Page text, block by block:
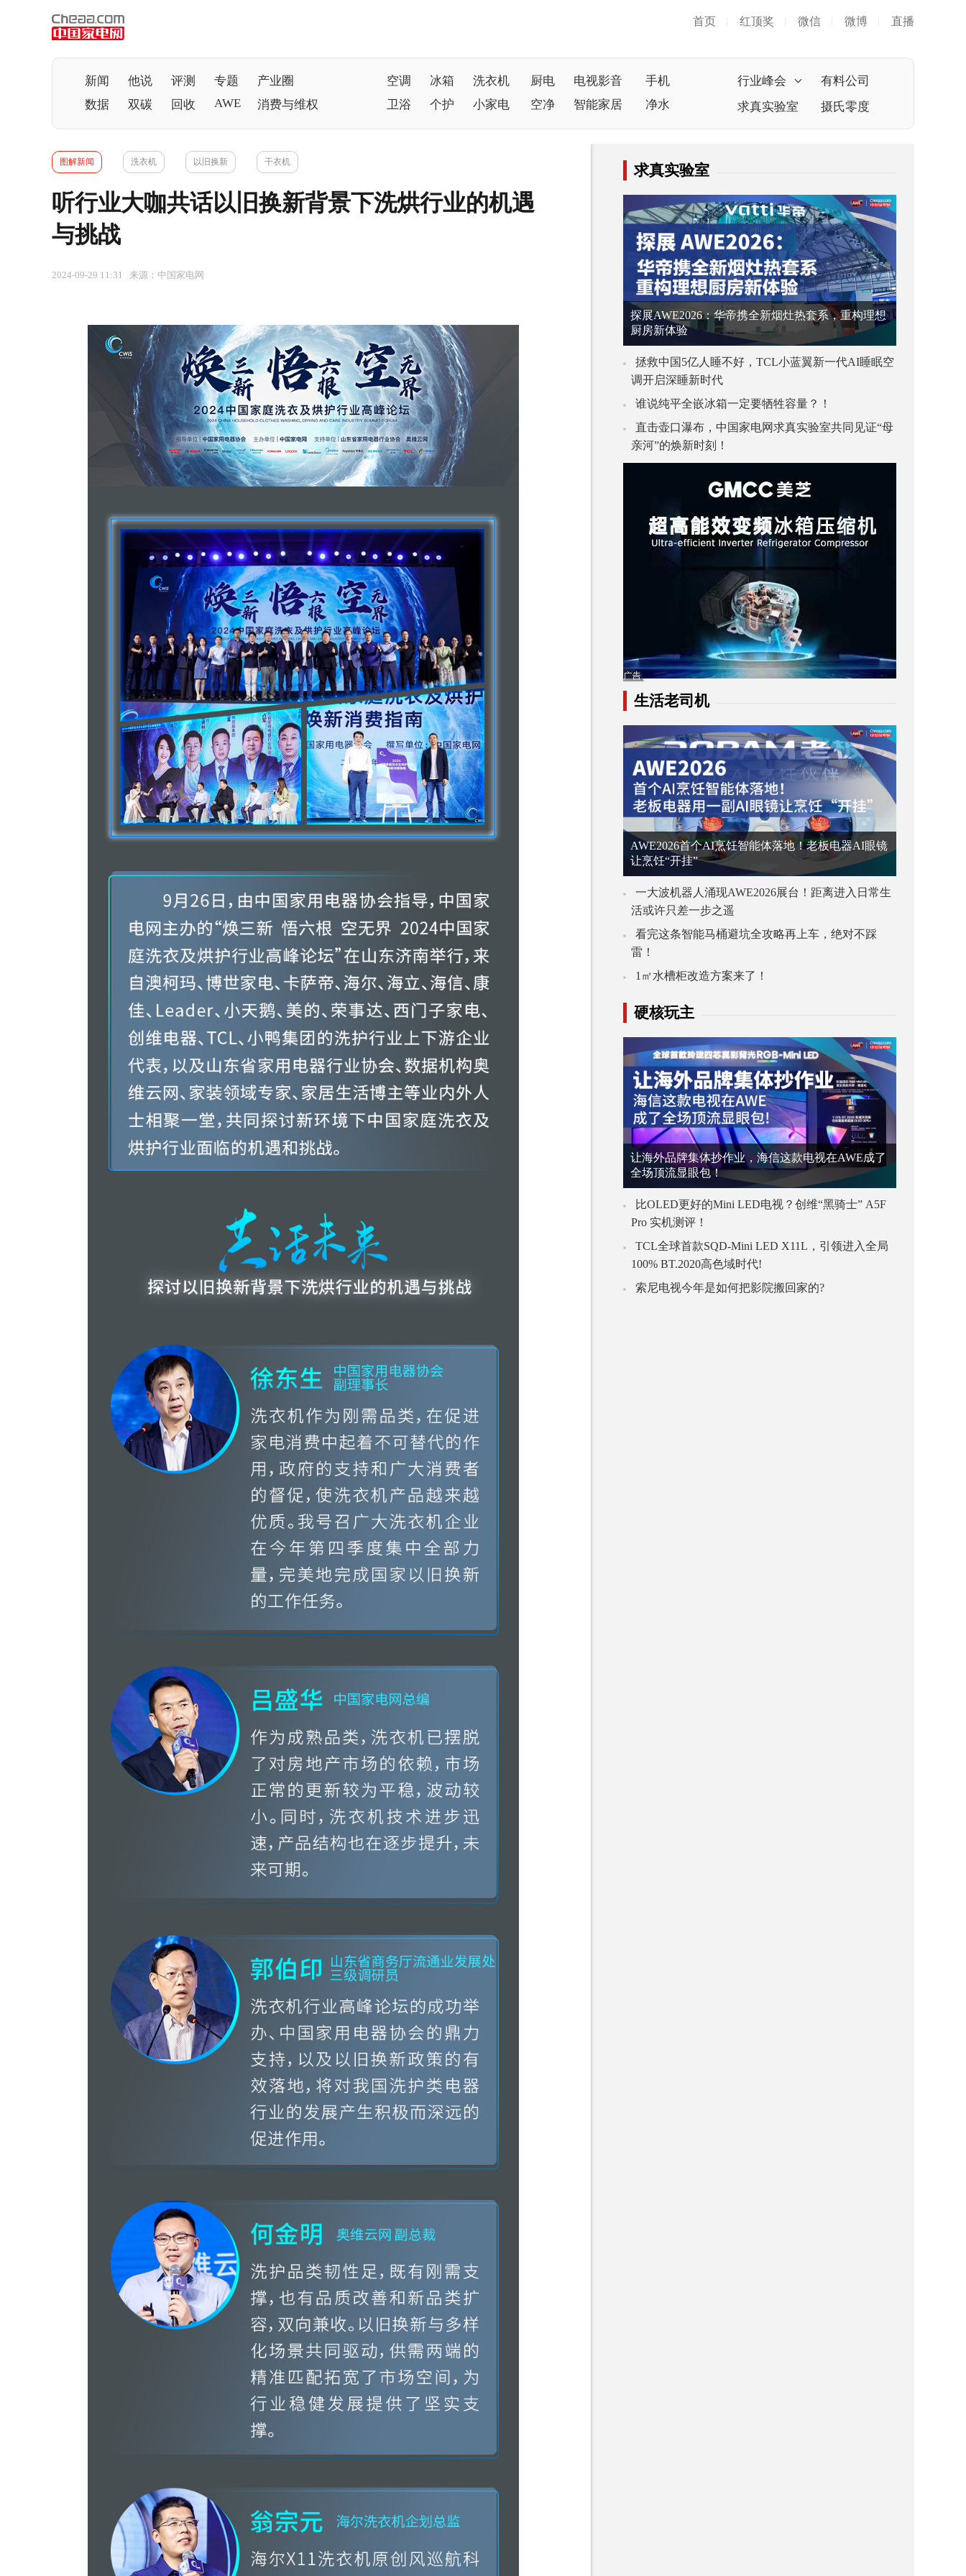
首页 红顶奖 微信 微博 直播
新闻 他说 评测 专题
产业圈
数据
双碳 回收 AWE 消费与维权
空调 冰箱 洗衣机 厨电 电视影音
手机
卫浴
个护 小家电 空净 智能家居 净水
行业峰会
有料公司
求真实验室
摄氏零度
图解新闻 洗衣机 以旧换新 干衣机
听行业大咖共话以旧换新背景下洗烘行业的机遇
与挑战
2024-09-29 11:31 来源：中国家电网
求真实验室
探展AWE2026：华帝携全新烟灶热套系，重构理想
厨房新体验
拯救中国5亿人睡不好，TCL小蓝翼新一代AI睡眠空
调开启深睡新时代
谁说纯平全嵌冰箱一定要牺牲容量？！
直击壶口瀑布，中国家电网求真实验室共同见证“母
亲河”的焕新时刻！
生活老司机
AWE2026首个AI烹饪智能体落地！老板电器AI眼镜
让烹饪“开挂”
一大波机器人涌现AWE2026展台！距离进入日常生
活或许只差一步之遥
看完这条智能马桶避坑全攻略再上车，绝对不踩
雷！
1㎡水槽柜改造方案来了！
硬核玩主
让海外品牌集体抄作业，海信这款电视在AWE成了
全场顶流显眼包！
比OLED更好的Mini LED电视？创维“黑骑士” A5F
Pro 实机测评！
TCL全球首款SQD-Mini LED X11L，引领进入全局
100% BT.2020高色域时代!
索尼电视今年是如何把影院搬回家的?